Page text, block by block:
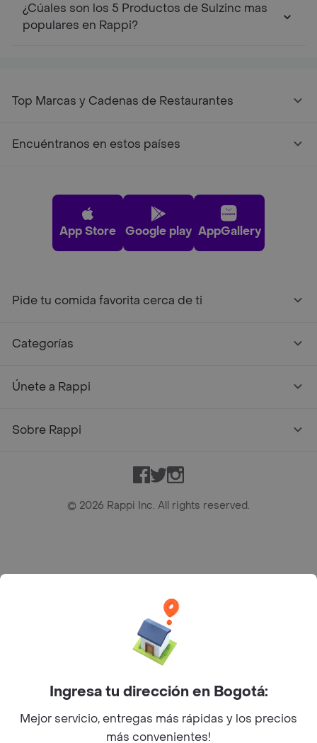
¿Cúales son los 5 Productos de Sulzinc mas
populares en Rappi?
Top Marcas y Cadenas de Restaurantes
Encuéntranos en estos países
App Store Google play AppGallery
Pide tu comida favorita cerca de ti
Categorías
Únete a Rappi
Sobre Rappi
Facebook
TwitterInstagram
© 2026 Rappi Inc. All rights reserved.
Bogotá D.C. --- notificacionesrappi@rappi.com
Ingresa tu dirección en Bogotá:
Mejor servicio, entregas más rápidas y los precios
más convenientes!